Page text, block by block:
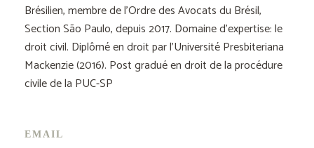
Brésilien, membre de l’Ordre des Avocats du Brésil,
Section São Paulo, depuis 2017. Domaine d’expertise: le
droit civil. Diplômé en droit par l’Université Presbiteriana
Mackenzie (2016). Post gradué en droit de la procédure
civile de la PUC-SP
EMAIL